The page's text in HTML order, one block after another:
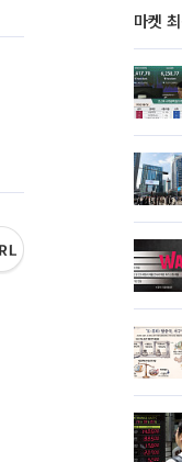
마켓